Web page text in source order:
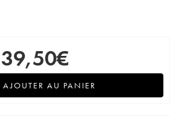
39,50€
AJOUTER AU PANIER